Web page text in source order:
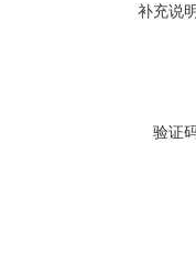
补充说
验证